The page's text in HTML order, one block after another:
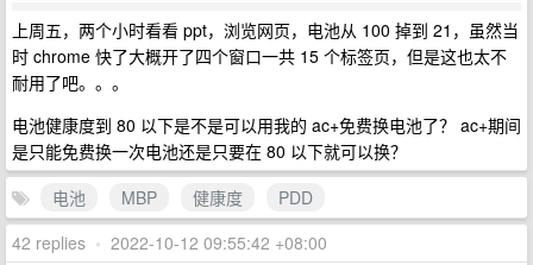
上周五，两个小时看看 ppt，浏览网页，电池从 100 掉到 21，虽然当
时 chrome 快了大概开了四个窗口一共 15 个标签页，但是这也太不
耐用了吧。。。
电池健康度到 80 以下是不是可以用我的 ac+免费换电池了？ ac+期间
是只能免费换一次电池还是只要在 80 以下就可以换？
电池
MBP 健康度
PDD
42 replies • 2022-10-12 09:55:42 +08:00